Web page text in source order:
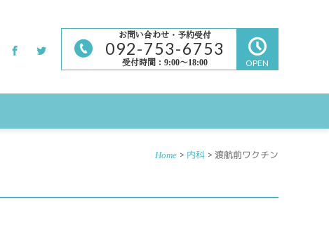
お問い合わせ・予約受付
092-753-6753
受付時間：9:00～18:00 OPEN
Home > 内科 > 渡航前ワクチン